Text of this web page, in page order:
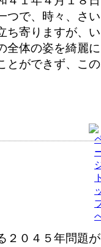
つで、時々、さい
ち寄りますが、い
全体の姿を綺麗に
とができず、この
２０４５年問題が